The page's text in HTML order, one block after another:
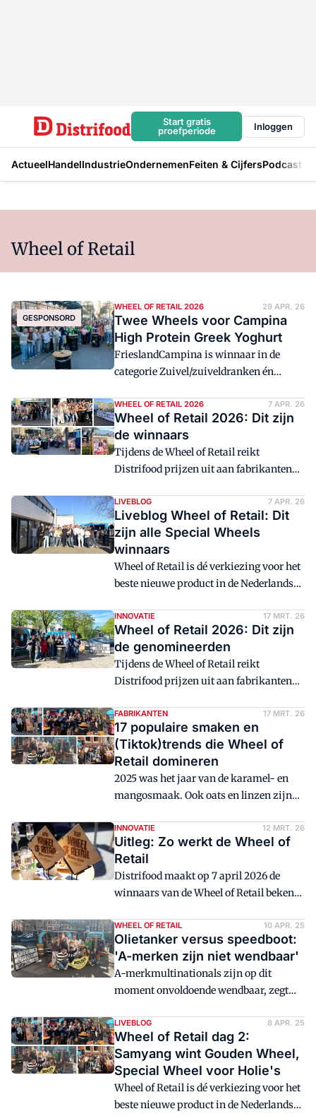
Start gratis
proefperiode
Inloggen
ActueelHandelIndustrieOndernemenFeiten & CijfersPodcast
Wheel of Retail
GESPONSORD
WHEEL OF RETAIL 2026 29 APR. 26
Twee Wheels voor Campina
High Protein Greek Yoghurt
FrieslandCampina is winnaar in de
categorie Zuivel/zuiveldranken én
met Campina High Protein Greek
Yoghurt Naturel. De retail én de
consument waarderen de introductie.
WHEEL OF RETAIL 2026 7 APR. 26
Wheel of Retail 2026: Dit zijn
de winnaars
Tijdens de Wheel of Retail reikt
Distrifood prijzen uit aan fabrikanten
onderscheidden met innovatieve
introducties. In dit artikel lees je welke
succesvolle innovaties dit jaar hebben
gewonnen.
LIVEBLOG 7 APR. 26
Liveblog Wheel of Retail: Dit
zijn alle Special Wheels
winnaars
Wheel of Retail is dé verkiezing voor het
beste nieuwe product in de Nederlandse
Distrifood op 7 april de Wheel prijzen uit
voor de beste productintroducties. Met
een Wheel on Wheels pop-upfeestje
bezoeken we de winnaars
onaangekondigd op locatie aan het
winnaars.
INNOVATIE 17 MRT. 26
Wheel of Retail 2026: Dit zijn
de genomineerden
Tijdens de Wheel of Retail reikt
Distrifood prijzen uit aan fabrikanten
onderscheidden met innovatieve
introducties. In dit artikel de lijst met
genomineerden van de meest
succesvolle, nieuwe producten die in
2025 in de supermarkt zijn
geïntroduceerd.
FABRIKANTEN 17 MRT. 26
17 populaire smaken en
(Tiktok)trends die Wheel of
Retail domineren
2025 was het jaar van de karamel- en
mangosmaak. Ook oats en linzen zijn
nieuwe producten lanceerden. Maar
niets kwam in de buurt van het aantal
introducties dat meesurfte op de nog
altijd voortdurende proteïnegolf.
INNOVATIE 12 MRT. 26
Uitleg: Zo werkt de Wheel of
Retail
Distrifood maakt op 7 april 2026 de
winnaars van de Wheel of Retail bekend.
prijs voor productintroducties in de
Nederlandse supermarktbranche. Het is
dé verkiezing voor het beste nieuwe
product in de Nederlandse
supermarktwereld. De genomineerden
WHEEL OF RETAIL 10 APR. 25
Olietanker versus speedboot:
'A-merken zijn niet wendbaar'
A-merkmultinationals zijn op dit
moment onvoldoende wendbaar, zegt
Toering. 'Het is olietanker versus
speedboot.' Distrifood bezocht tijdens
Wheel of Retail zowel winnende
olietankers als speedboten en
constateerde duidelijke
cultuurverschillen.
LIVEBLOG 8 APR. 25
Wheel of Retail dag 2:
Samyang wint Gouden Wheel,
Special Wheel voor Holie's
Wheel of Retail is dé verkiezing voor het
beste nieuwe product in de Nederlandse